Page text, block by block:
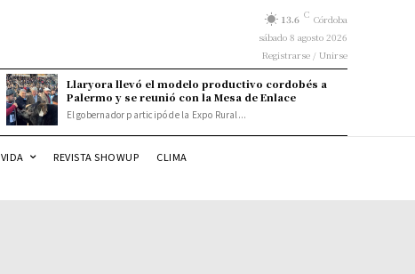
13.6 C Córdoba
sábado 8 agosto 2026
Registrarse / Unirse
Llaryora llevó el modelo productivo cordobés a
Palermo y se reunió con la Mesa de Enlace
El gobernador participó de la Expo Rural...
VIDA REVISTA SHOWUP CLIMA